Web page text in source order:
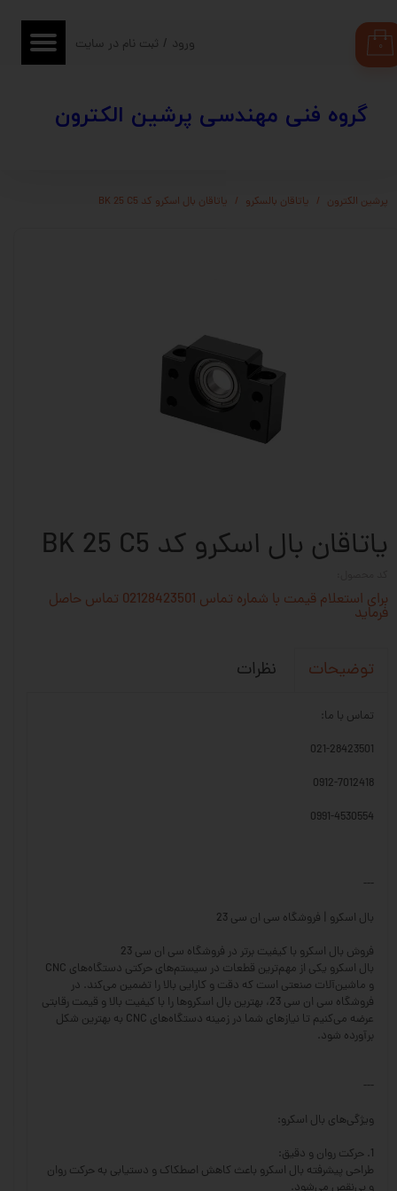
​​گروه فنی مهندسی پرشین الکترون
۰ ورود / ثبت نام در سایت
حساب کاربری من
سفارشات
پرشین الکترون یاتاقان بالسکرو یاتاقان بال اسکرو کد BK 25 C5
یاتاقان بال اسکرو کد BK 25 C5
برای استعلام قیمت با شماره تماس 02128423501 تماس حاصل
فرماید
توضیحات نظرات
تماس با ما:
021-28423501
0912-7012418
0991-4530554
---
بال اسکرو | فروشگاه سی ان سی 23
فروش بال اسکرو با کیفیت برتر در فروشگاه سی ان سی 23
بال اسکرو یکی از مهم‌ترین قطعات در سیستم‌های حرکتی دستگاه‌های CNC
و ماشین‌آلات صنعتی است که دقت و کارایی بالا را تضمین می‌کند. در
فروشگاه سی ان سی 23، بهترین بال اسکروها را با کیفیت بالا و قیمت رقابتی
عرضه می‌کنیم تا نیازهای شما در زمینه دستگاه‌های CNC به بهترین شکل
برآورده شود.
---
ویژگی‌های بال اسکرو:
1. حرکت روان و دقیق:
طراحی پیشرفته بال اسکرو باعث کاهش اصطکاک و دستیابی به حرکت روان